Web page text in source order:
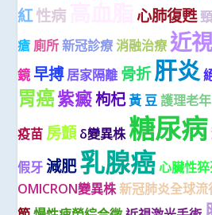
紅性病 心肺復甦
瘡 廁所 新冠診療 消融治療 近
鏡 早搏居家隔離 骨折肝炎
胃癌紫癜枸杞黃 豆 護理老
疫苗 房顫 δ變異株 糖尿病
假牙 減肥乳腺癌 心臟性
OMICRON變異株 新冠肺炎全球流